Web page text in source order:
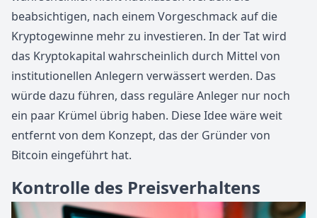
beabsichtigen, nach einem Vorgeschmack auf die
Kryptogewinne mehr zu investieren. In der Tat wird
das Kryptokapital wahrscheinlich durch Mittel von
institutionellen Anlegern verwässert werden. Das
würde dazu führen, dass reguläre Anleger nur noch
ein paar Krümel übrig haben. Diese Idee wäre weit
entfernt von dem Konzept, das der Gründer von
Bitcoin eingeführt hat.
Kontrolle des Preisverhaltens